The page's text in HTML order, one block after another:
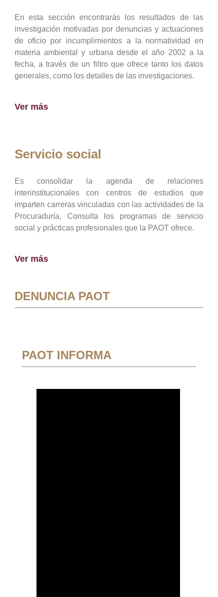
En esta sección encontrarás los resultados de las
investigación motivadas por denuncias y actuaciones
de oficio por incumplimientos a la normatividad en
materia ambiental y urbana desde el año 2002 a la
fecha, a través de un filtro que ofrece tanto los datos
generales, como los detalles de las investigaciones.
Ver más
Servicio social
Es consolidar la agenda de relaciones
interinstitucionales con centros de estudios que
imparten carreras vinculadas con las actividades de la
Procuraduría, Consulta los programas de servicio
social y prácticas profesionales que la PAOT ofrece.
Ver más
DENUNCIA PAOT
PAOT INFORMA